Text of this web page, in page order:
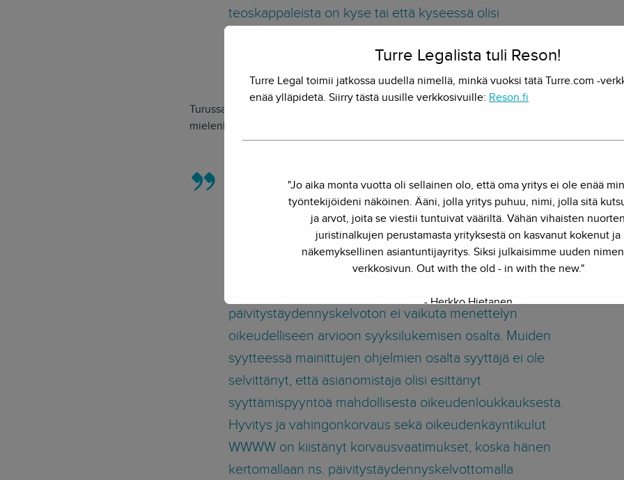
teoskappaleista on kyse tai että kyseessä olisi
syyttäjällä olisi näiltä osin syyteoikeus.”
Turussa oli myös yksi pelkästään ensijakelusta syytetty henkilö mukana, jonka osalta
mielenkiintoinen lopputulos:
“WWWW on tunnustamisensa ja todistaja HHHHHH:n
kertomuksen perusteella näytetty menetelleen Norton
Internet Security 2005 -ohjelmiston osalta syytteessä
kuvatulla tavalla. Hän on siten tältä osin syyllistynyt
tekijänoikeusrikkomukseen. Käräjäoikeudessa esitetty
päivitystäydennyskelvoton ei vaikuta menettelyn
oikeudelliseen arvioon syyksilukemisen osalta. Muiden
syytteessä mainittujen ohjelmien osalta syyttäjä ei ole
selvittänyt, että asianomistaja olisi esittänyt
syyttämispyyntöä mahdollisesta oikeudenloukkauksesta.
Hyvitys ja vahingonkorvaus sekä oikeudenkäyntikulut
WWWW on kiistänyt korvausvaatimukset, koska hänen
kertomallaan ns. päivitystäydennyskelvottomalla
Turre Legalista tuli Reson!
Turre Legal toimii jatkossa uudella nimellä, minkä vuoksi tätä Turre.com -
enää ylläpidetä. Siirry tästä uusille verkkosivuille: Reson.fi
"Jo aika monta vuotta oli sellainen olo, että oma yritys ei ole enää
työntekijöideni näköinen. Ääni, jolla yritys puhuu, nimi, jolla sitä
ja arvot, joita se viestii tuntuivat vääriltä. Vähän vihaisten
juristinalkujen perustamasta yrityksestä on kasvanut kokenut ja
näkemyksellinen asiantuntijayritys. Siksi julkaisimme uuden
verkkosivun. Out with the old - in with the new."
- Herkko Hietanen